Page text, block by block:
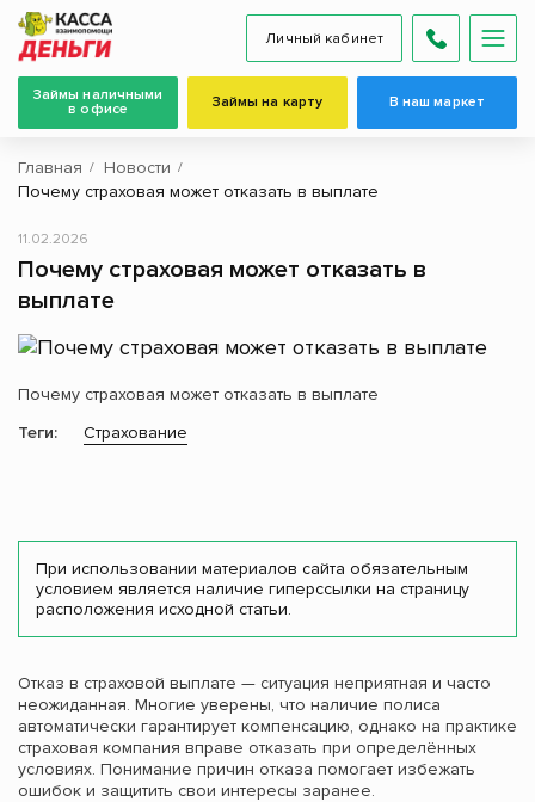
Личный кабинет
Займы наличными
в офисе
Займы на карту В наш маркет
Главная
Новости
Почему страховая может отказать в выплате
Почему страховая может отказать в
выплате
11.02.2026
Почему страховая может отказать в выплате
Теги:
Страхование
При использовании материалов сайта обязательным
условием является наличие гиперссылки на страницу
расположения исходной статьи.
Отказ в страховой выплате — ситуация неприятная и часто
неожиданная. Многие уверены, что наличие полиса
автоматически гарантирует компенсацию, однако на практике
страховая компания вправе отказать при определённых
условиях. Понимание причин отказа помогает избежать
ошибок и защитить свои интересы заранее.